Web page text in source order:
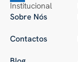
Institucional
Sobre Nós
Contactos